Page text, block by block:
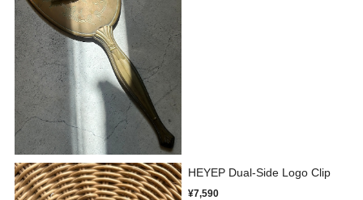
HEYEP Dual-Side Logo Clip
¥7,590